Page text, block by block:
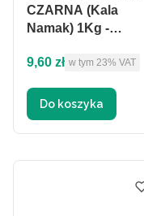
CZARNA (Kala
Namak) 1Kg -
Cena brutto
9,60 zł w tym %s VAT
w tym 23% VAT
Do koszyka